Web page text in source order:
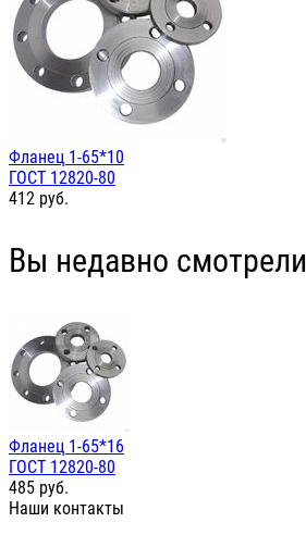
Фланец 1-65*10
ГОСТ 12820-80
412 руб.
Вы недавно смотрели
Фланец 1-65*16
ГОСТ 12820-80
485 руб.
Наши контакты